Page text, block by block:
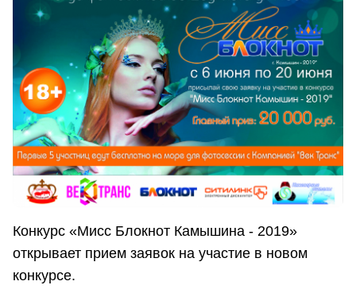
Конкурс «Мисс Блокнот Камышина - 2019»
открывает прием заявок на участие в новом
конкурсе.